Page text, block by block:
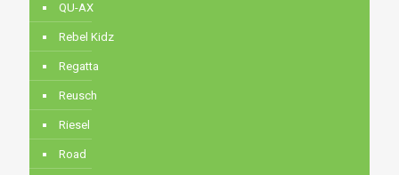
QU-AX
Rebel Kidz
Regatta
Reusch
Riesel
Road